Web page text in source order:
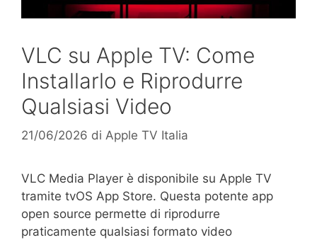
VLC su Apple TV: Come
Installarlo e Riprodurre
Qualsiasi Video
21/06/2026 di Apple TV Italia
VLC Media Player è disponibile su Apple TV
tramite tvOS App Store. Questa potente app
open source permette di riprodurre
praticamente qualsiasi formato video